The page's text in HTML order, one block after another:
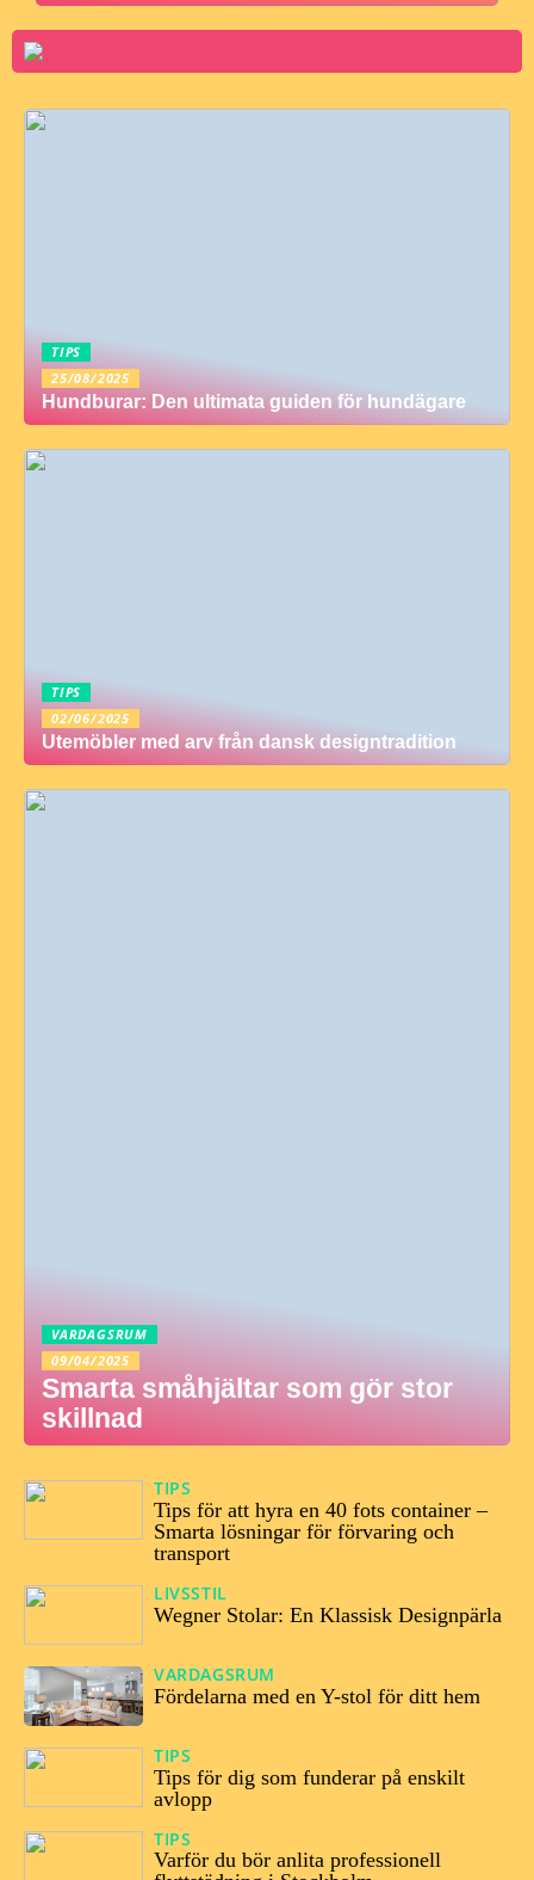
TIPS
25/08/2025
Hundburar: Den ultimata guiden för hundägare
TIPS
02/06/2025
Utemöbler med arv från dansk designtradition
VARDAGSRUM
09/04/2025
Smarta småhjältar som gör stor
skillnad
TIPS
Tips för att hyra en 40 fots container –
Smarta lösningar för förvaring och
transport
LIVSSTIL
Wegner Stolar: En Klassisk Designpärla
VARDAGSRUM
Fördelarna med en Y-stol för ditt hem
TIPS
Tips för dig som funderar på enskilt
avlopp
TIPS
Varför du bör anlita professionell